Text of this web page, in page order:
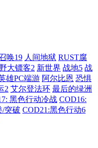
唤19 人间地狱 RUST腐
大镖客2 新世界 战地5 战
雄PC端游 阿尔比恩 恐惧
2 艾尔登法环 最后的绿洲
黑色行动冷战 COD16:
/突破 COD21:黑色行动6